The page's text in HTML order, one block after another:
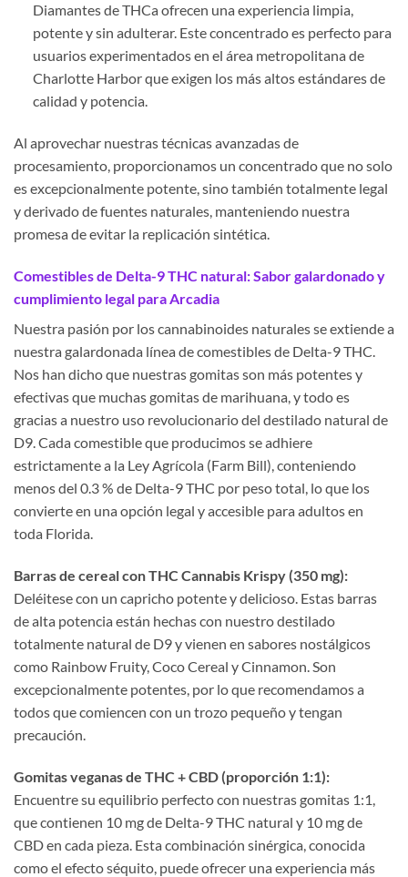
Diamantes de THCa ofrecen una experiencia limpia,
potente y sin adulterar. Este concentrado es perfecto para
usuarios experimentados en el área metropolitana de
Charlotte Harbor que exigen los más altos estándares de
calidad y potencia.
Al aprovechar nuestras técnicas avanzadas de
procesamiento, proporcionamos un concentrado que no solo
es excepcionalmente potente, sino también totalmente legal
y derivado de fuentes naturales, manteniendo nuestra
promesa de evitar la replicación sintética.
Comestibles de Delta-9 THC natural: Sabor galardonado y
cumplimiento legal para Arcadia
Nuestra pasión por los cannabinoides naturales se extiende a
nuestra galardonada línea de comestibles de Delta-9 THC.
Nos han dicho que nuestras gomitas son más potentes y
efectivas que muchas gomitas de marihuana, y todo es
gracias a nuestro uso revolucionario del destilado natural de
D9. Cada comestible que producimos se adhiere
estrictamente a la Ley Agrícola (Farm Bill), conteniendo
menos del 0.3 % de Delta-9 THC por peso total, lo que los
convierte en una opción legal y accesible para adultos en
toda Florida.
Barras de cereal con THC Cannabis Krispy (350 mg):
Deléitese con un capricho potente y delicioso. Estas barras
de alta potencia están hechas con nuestro destilado
totalmente natural de D9 y vienen en sabores nostálgicos
como Rainbow Fruity, Coco Cereal y Cinnamon. Son
excepcionalmente potentes, por lo que recomendamos a
todos que comiencen con un trozo pequeño y tengan
precaución.
Gomitas veganas de THC + CBD (proporción 1:1):
Encuentre su equilibrio perfecto con nuestras gomitas 1:1,
que contienen 10 mg de Delta-9 THC natural y 10 mg de
CBD en cada pieza. Esta combinación sinérgica, conocida
como el efecto séquito, puede ofrecer una experiencia más